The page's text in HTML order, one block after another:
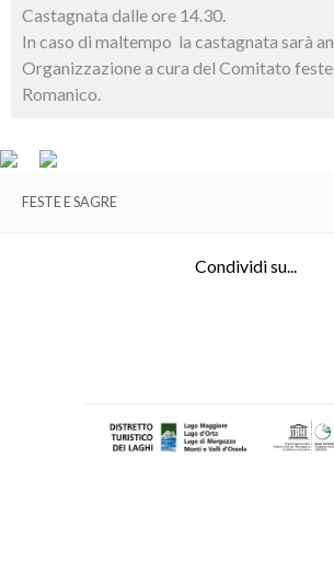
Castagnata dalle ore 14.30.
In caso di maltempo la castagnata sarà
Organizzazione a cura del Comitato
Romanico.
FESTE E SAGRE
Condividi su...